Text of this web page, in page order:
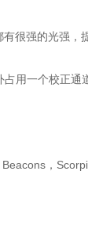
很强的光强，
用一个校正通
，